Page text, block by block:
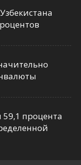
59,1 процента